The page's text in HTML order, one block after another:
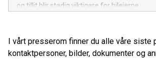
og tillit blir stadig viktigere for bileierne.
I vårt presserom finner du alle våre siste
kontaktpersoner, bilder, dokumenter og